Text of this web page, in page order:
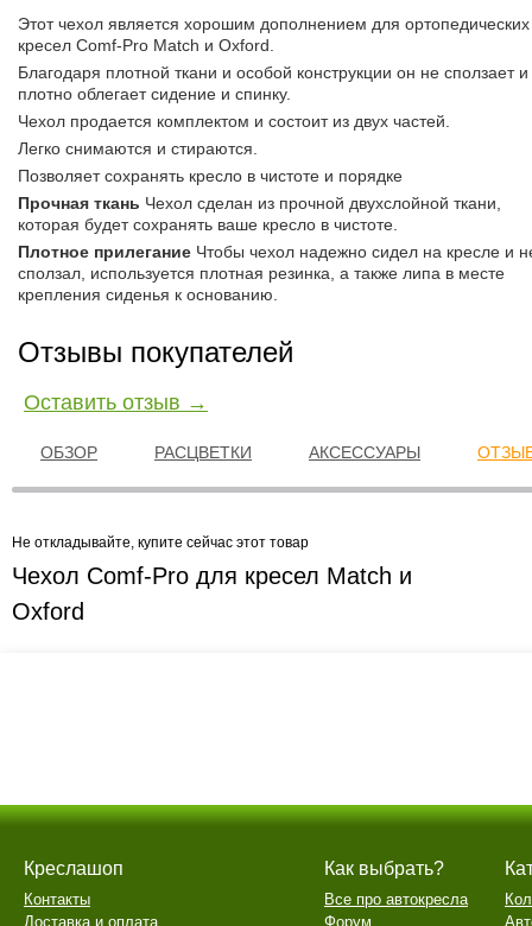
Этот чехол является хорошим дополнением для ортопедических
кресел Comf-Pro Match и Oxford.
Благодаря плотной ткани и особой конструкции он не сползает и
плотно облегает сидение и спинку.
Чехол продается комплектом и состоит из двух частей.
Легко снимаются и стираются.
Позволяет сохранять кресло в чистоте и порядке
Прочная ткань Чехол сделан из прочной двухслойной ткани,
которая будет сохранять ваше кресло в чистоте.
Плотное прилегание Чтобы чехол надежно сидел на кресле и
сползал, используется плотная резинка, а также липа в месте
крепления сиденья к основанию.
Отзывы покупателей
Оставить отзыв →
ОБЗОР РАСЦВЕТКИ АКСЕССУАРЫ
Не откладывайте, купите сейчас этот товар
Чехол Comf-Pro для кресел Match и
Oxford
Креслашоп
Контакты
Доставка и оплата
Как выбрать?
Все про автокресла
Форум